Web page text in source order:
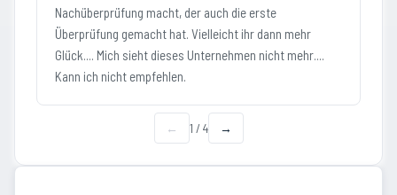
Nachüberprüfung macht, der auch die erste
Überprüfung gemacht hat. Vielleicht ihr dann mehr
Glück.... Mich sieht dieses Unternehmen nicht mehr....
Kann ich nicht empfehlen.
← 1 / 4 →